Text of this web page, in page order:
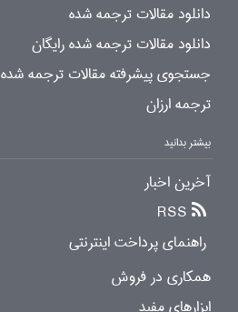
دانلود مقالات ترجمه شده
دانلود مقالات ترجمه شده رایگان
جستجوی پیشرفته مقالات ترجمه شده
ترجمه ارزان
بیشتر بدانید
آخرین اخبار
RSS
راهنمای پرداخت اینترنتی
همکاری در فروش